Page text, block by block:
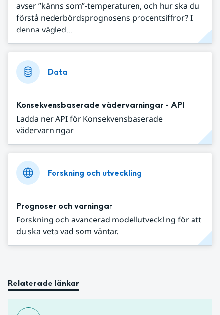
avser ”känns som”-temperaturen, och hur ska du
förstå nederbördsprognosens procentsiffror? I
denna vägled...
Data
Konsekvensbaserade vädervarningar - API
Ladda ner API för Konsekvensbaserade
vädervarningar
Forskning och utveckling
Prognoser och varningar
Forskning och avancerad modellutveckling för att
du ska veta vad som väntar.
Relaterade länkar